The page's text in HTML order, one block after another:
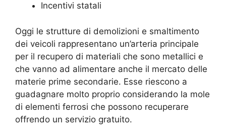
Incentivi statali
Oggi le strutture di demolizioni e smaltimento
dei veicoli rappresentano un’arteria principale
per il recupero di materiali che sono metallici e
che vanno ad alimentare anche il mercato delle
materie prime secondarie. Esse riescono a
guadagnare molto proprio considerando la mole
di elementi ferrosi che possono recuperare
offrendo un servizio gratuito.